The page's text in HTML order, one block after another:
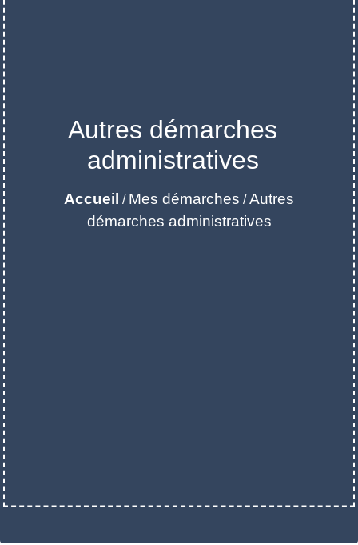
Autres démarches
administratives
Accueil / Mes démarches /Autres
démarches administratives